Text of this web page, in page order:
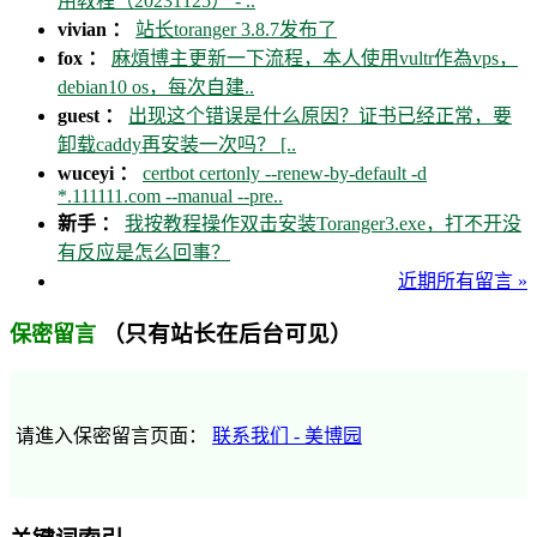
vivian ： 站长toranger 3.8.7发布了
fox ： 麻煩博主更新一下流程，本人使用vultr作為vps，
debian10 os，每次自建..
guest ： 出现这个错误是什么原因？证书已经正常，要
卸载caddy再安装一次吗？ [..
wuceyi ： certbot certonly --renew-by-default -d
*.111111.com --manual --pre..
新手 ： 我按教程操作双击安装Toranger3.exe，打不开没
有反应是怎么回事？
近期所有留言 »
保密留言 （只有站长在后台可见）
请進入保密留言页面： 联系我们 - 美博园